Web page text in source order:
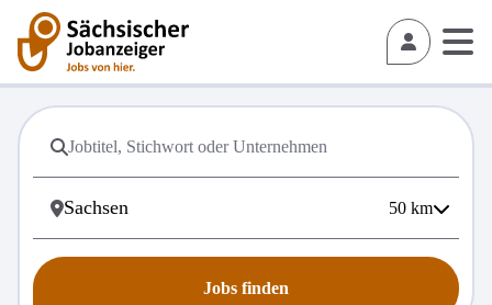
50 km
Jobs finden